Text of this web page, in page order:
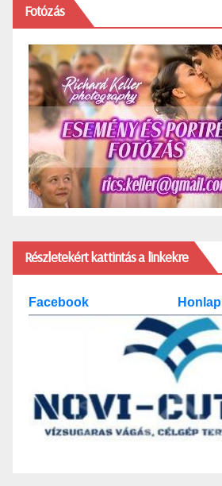
Fotózás
Részletekért kattintás a linkekre
Facebook Honlap